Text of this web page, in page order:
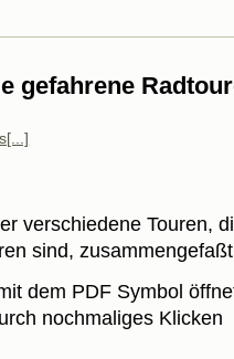
gefahrene
verschiedene Touren,
sind,
dem PDF Symbol
nochmaliges Klicken